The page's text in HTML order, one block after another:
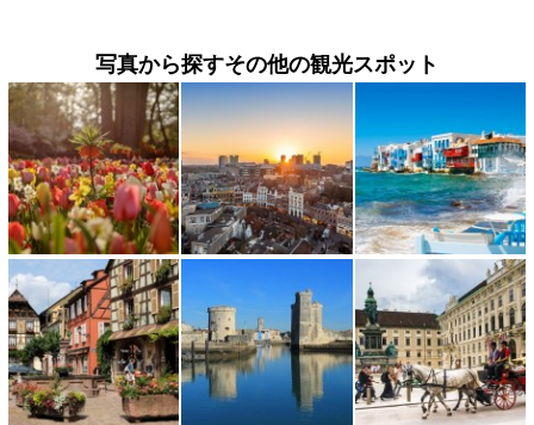
写真から探すその他の観光スポット